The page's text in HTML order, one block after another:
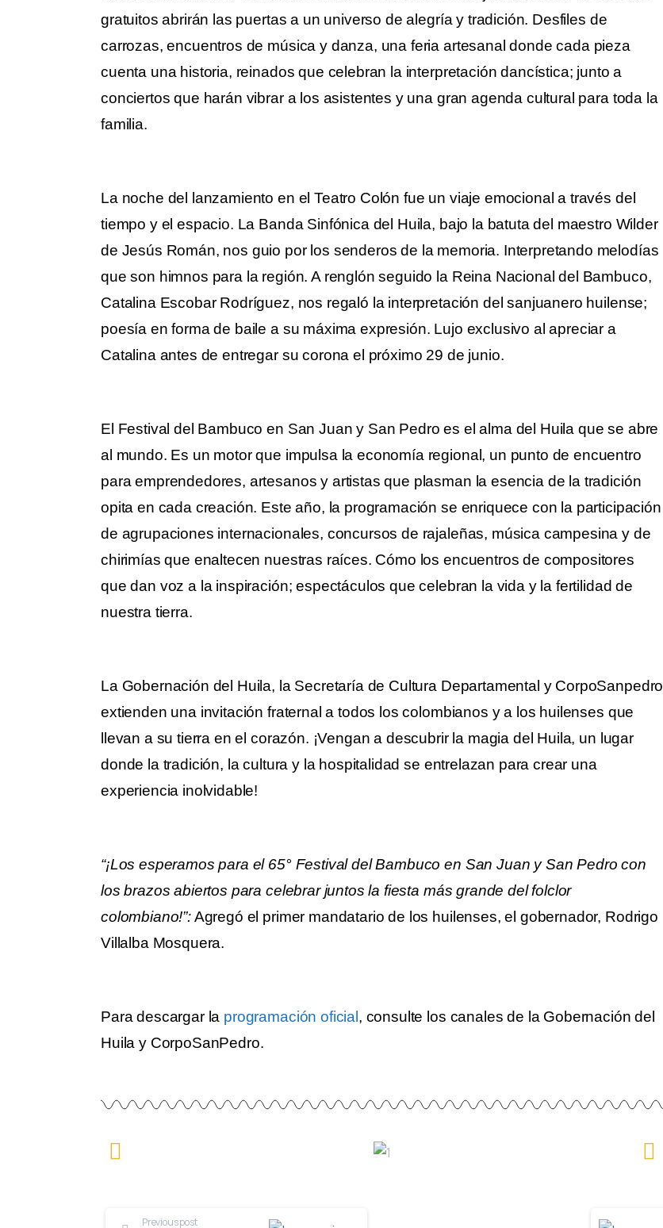
gratuitos abrirán las puertas a un universo de alegría y tradición. Desfiles de
carrozas, encuentros de música y danza, una feria artesanal donde cada pieza
cuenta una historia, reinados que celebran la interpretación dancística; junto a
conciertos que harán vibrar a los asistentes y una gran agenda cultural para toda la
familia.
La noche del lanzamiento en el Teatro Colón fue un viaje emocional a través del
tiempo y el espacio. La Banda Sinfónica del Huila, bajo la batuta del maestro Wilder
de Jesús Román, nos guio por los senderos de la memoria. Interpretando melodías
que son himnos para la región. A renglón seguido la Reina Nacional del Bambuco,
Catalina Escobar Rodríguez, nos regaló la interpretación del sanjuanero huilense;
poesía en forma de baile a su máxima expresión. Lujo exclusivo al apreciar a
Catalina antes de entregar su corona el próximo 29 de junio.
El Festival del Bambuco en San Juan y San Pedro es el alma del Huila que se abre
al mundo. Es un motor que impulsa la economía regional, un punto de encuentro
para emprendedores, artesanos y artistas que plasman la esencia de la tradición
opita en cada creación. Este año, la programación se enriquece con la participación
de agrupaciones internacionales, concursos de rajaleñas, música campesina y de
chirimías que enaltecen nuestras raíces. Cómo los encuentros de compositores
que dan voz a la inspiración; espectáculos que celebran la vida y la fertilidad de
nuestra tierra.
La Gobernación del Huila, la Secretaría de Cultura Departamental y CorpoSanpedro
extienden una invitación fraternal a todos los colombianos y a los huilenses que
llevan a su tierra en el corazón. ¡Vengan a descubrir la magia del Huila, un lugar
donde la tradición, la cultura y la hospitalidad se entrelazan para crear una
experiencia inolvidable!
“¡Los esperamos para el 65° Festival del Bambuco en San Juan y San Pedro con
los brazos abiertos para celebrar juntos la fiesta más grande del folclor
colombiano!”:Agregó el primer mandatario de los huilenses, el gobernador, Rodrigo
Villalba Mosquera.
Para descargar la programación oficial , consulte los canales de la Gobernación del
Huila y CorpoSanPedro.
Previous post